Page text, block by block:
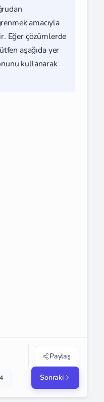
amacıyla
Eğer çözümlerde
aşağıda yer
kullanarak
Paylaş
Sonraki